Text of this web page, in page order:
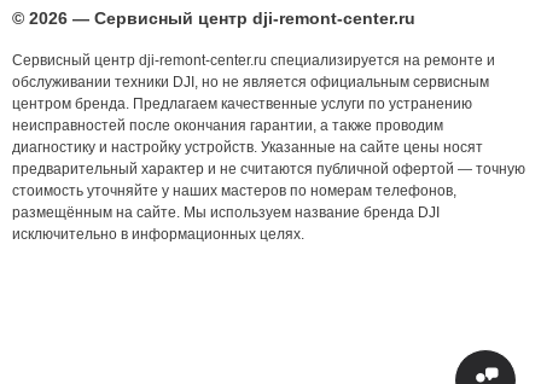
© 2026 — Сервисный центр dji-remont-center.ru
Сервисный центр dji-remont-center.ru специализируется на ремонте и
обслуживании техники DJI, но не является официальным сервисным
центром бренда. Предлагаем качественные услуги по устранению
неисправностей после окончания гарантии, а также проводим
диагностику и настройку устройств. Указанные на сайте цены носят
предварительный характер и не считаются публичной офертой — точную
стоимость уточняйте у наших мастеров по номерам телефонов,
размещённым на сайте. Мы используем название бренда DJI
исключительно в информационных целях.